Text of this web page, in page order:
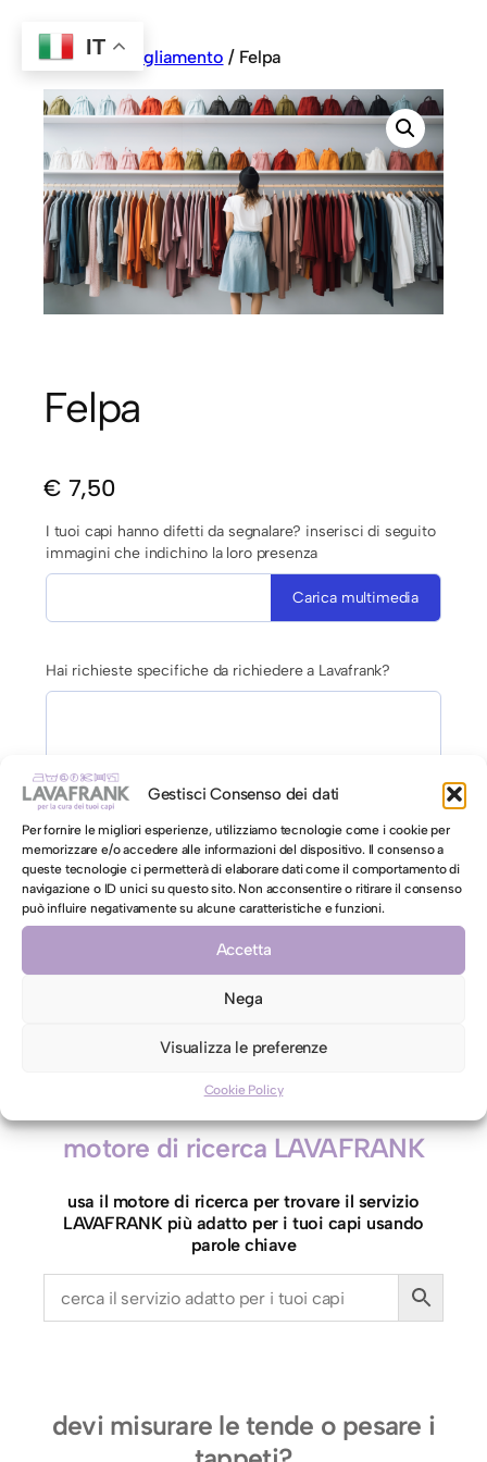
Gestisci Consenso dei dati
Per fornire le migliori esperienze, utilizziamo tecnologie come i cookie per
memorizzare e/o accedere alle informazioni del dispositivo. Il consenso a
queste tecnologie ci permetterà di elaborare dati come il comportamento di
navigazione o ID unici su questo sito. Non acconsentire o ritirare il consenso
può influire negativamente su alcune caratteristiche e funzioni.
Accetta
Nega
Visualizza le preferenze
Cookie Policy
Home/ Abbigliamento / Felpa
Felpa
€ 7,50
I tuoi capi hanno difetti da segnalare? inserisci di seguito
immagini che indichino la loro presenza
Carica multimedia
Hai richieste specifiche da richiedere a Lavafrank?
AUTORIZZAZIONE AL LAVAGGIO CON ACQUA PER CAPI
CONTRO ETICHETTA INDICANTI LAVAGGIO A SECCO
Autorizzo il lavaggio con acqua per il mio capo
contro etichetta indicante lavaggio a secco
a
t
t
motore di ricerca LAVAFRANK
usa il motore di ricerca per trovare il servizio
LAVAFRANK più adatto per i tuoi capi usando
parole chiave
devi misurare le tende o pesare i
IT